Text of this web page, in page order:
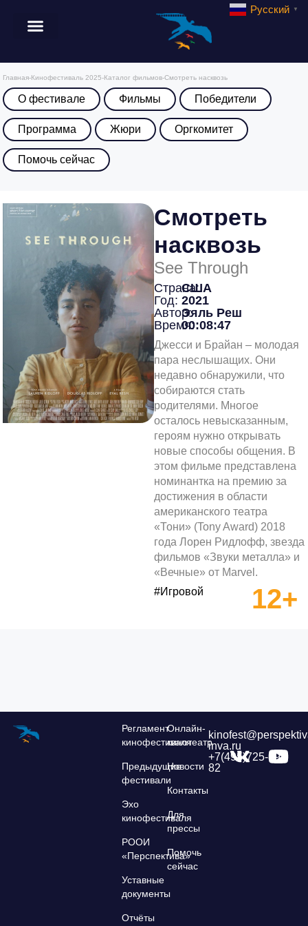
Русский ▼
Главная-Кинофестиваль 2025-Каталог фильмов-Смотреть насквозь
О фестивале Фильмы Победители
Программа Жюри Оргкомитет
Помочь сейчас
Смотреть
насквозь
See Through
Страна:
США
Год: 2021
Автор:Эяль Реш
Время:00:08:47
Джесси и Брайан – молодая
пара неслышащих. Они
недавно обнаружили, что
собираются стать
родителями. Многое
осталось невысказанным,
героям нужно открывать
новые способы общения. В
этом фильме представлена
номинантка на премию за
достижения в области
американского театра
«Тони» (Tony Award) 2018
года Лорен Ридлофф, звезда
фильмов «Звуки металла» и
«Вечные» от Marvel.
#Игровой
12+
Регламент
кинофестиваля
Предыдущие
фестивали
Эхо
кинофестиваля
РООИ
«Перспектива»
Уставные
документы
Отчёты
Онлайн-
кинотеатр
Новости
Контакты
Для
прессы
Помочь
сейчас
inva.ru
+7(495)725-39-
82